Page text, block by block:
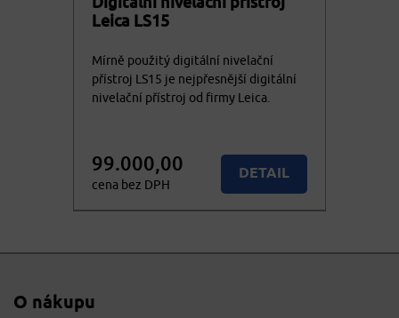
Leica LS15
Mírně použitý digitální nivelační
přístroj LS15 je nejpřesnější digitální
nivelační přístroj od firmy Leica.
99.000,00
cena bez DPH
DETAIL
Nedostupné
O nákupu